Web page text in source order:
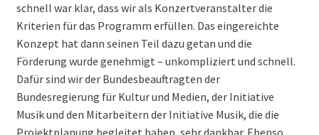
schnell war klar, dass wir als Konzertveranstalter die
Kriterien für das Programm erfüllen. Das eingereichte
Konzept hat dann seinen Teil dazu getan und die
Förderung wurde genehmigt – unkompliziert und schnell.
Dafür sind wir der Bundesbeauftragten der
Bundesregierung für Kultur und Medien, der Initiative
Musik und den Mitarbeitern der Initiative Musik, die die